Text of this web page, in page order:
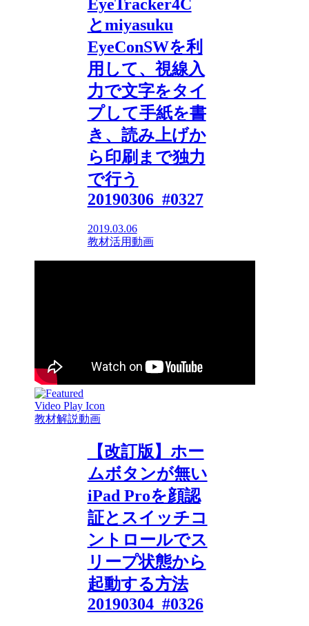
EyeTracker4C
とmiyasuku
EyeConSWを利
用して、視線入
力で文字をタイ
プして手紙を書
き、読み上げか
ら印刷まで独力
で行う
20190306_#0327
2019.03.06
教材活用動画
教材解説動画
【改訂版】ホー
ムボタンが無い
iPad Proを顔認
証とスイッチコ
ントロールでス
リープ状態から
起動する方法
20190304_#0326